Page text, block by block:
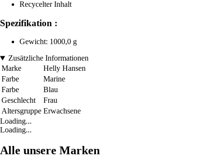
Recycelter Inhalt
Spezifikation :
Gewicht: 1000,0 g
Zusätzliche Informationen
Marke
Helly Hansen
Farbe
Marine
Farbe
Blau
Geschlecht
Frau
Altersgruppe Erwachsene
Loading...
Loading...
Alle unsere Marken